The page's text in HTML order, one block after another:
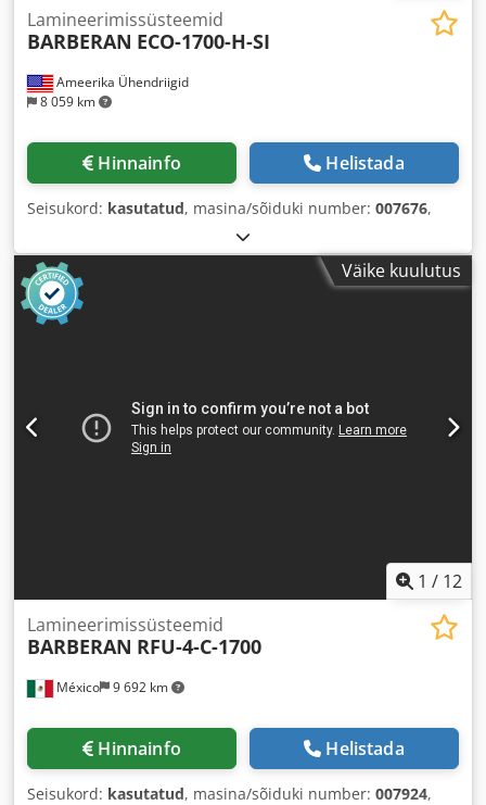
Ameerika Ühendriigid
8 059 km
Lamineerimissüsteemid
BARBERAN ECO-1700-H-SI
Hinnainfo Helistada
Seisukord: kasutatud, masina/sõiduki number: 007676,
Väike kuulutus
1 / 12
México 9 692 km
Lamineerimissüsteemid
BARBERAN RFU-4-C-1700
Hinnainfo Helistada
Seisukord: kasutatud, masina/sõiduki number: 007924,